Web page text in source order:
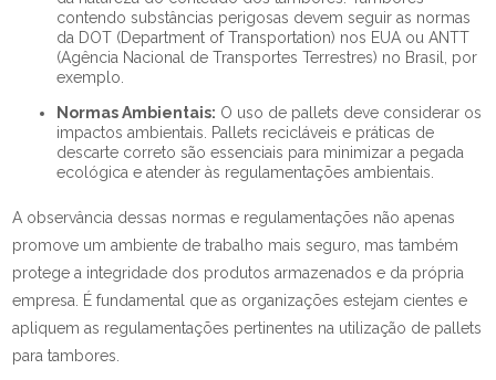
contendo substâncias perigosas devem seguir as normas
da DOT (Department of Transportation) nos EUA ou ANTT
(Agência Nacional de Transportes Terrestres) no Brasil, por
exemplo.
Normas Ambientais: O uso de pallets deve considerar os
impactos ambientais. Pallets recicláveis e práticas de
descarte correto são essenciais para minimizar a pegada
ecológica e atender às regulamentações ambientais.
A observância dessas normas e regulamentações não apenas
promove um ambiente de trabalho mais seguro, mas também
protege a integridade dos produtos armazenados e da própria
empresa. É fundamental que as organizações estejam cientes e
apliquem as regulamentações pertinentes na utilização de pallets
para tambores.